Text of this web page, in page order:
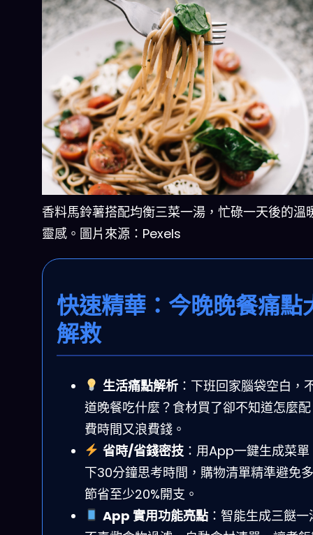
香料馬鈴薯搭配均衡三菜一湯，忙碌一天後的溫
靈感。圖片來源：Pexels
快速精華：今晚晚餐痛點
解救
生活痛點解析：下班回家腦袋空白，
道晚餐吃什麼？食材買了卻不知道怎麼
費時間又浪費錢。
省時/省錢密技：用App一鍵生成菜單
下30分鐘思考時間，購物清單精準避免
節省至少20%開支。
App 實用功能亮點：智能生成三餸一